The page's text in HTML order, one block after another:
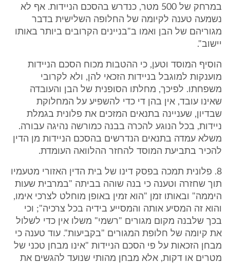
במרחק של 500 מטר, כנדרש בהסכם הניידות. אף לא
נשמעה טענה לקיומה של החלופה השלישית בדבר
מגוריהם של הבן ואמו ב"בניינים הקרובים ביותר באותו
יישוב".
הוסיף המוסד וטען, כי ההטבות מכוח הסכם הניידות
מוענקות למוגבל בניידות הזכאי להן, ולא לקרובי
משפחתו. לפיכך, מחלתו הסופנית של הבן והעובדה
שאינו עובד, אין בהן די כדי להשפיע על המחלוקת
שבדיון, שעניינה בתנאים המזכים את פלונית בגמלת
ניידות, בכל הנוגע להכרה בבנה כמורשה נהיגה עבורה.
משלא עמדה בתנאים הנדרשים בהסכם הניידות מן הדין
להכיר בתביעת המוסד להחזר ההלוואה העומדת.
8. פלונית תמכה בפסק דינו של בית הדין האזורי מטעמיו
תוך שחזרה וטענה כי בנה שוהה בביתה "במרבית שעות
היממה" ובאותו זמן "הוא זמין באופן מוחלט לצרכי אימו,
והוא זה המסיע אותה והמסייע בידיה בכל צרכיה"; וכי
בכך שלבנה מקום מגורים "רשמי" משלו אין כדי לשלול
את קיומה של חלופת המגורים "בקביעות". עוד טענה כי
מבחן הזכאות על פי הסכם הניידות "אינו מבחן טכני של
מטרים או דקות, אלא מבחן מהותי שנועד להגשים את